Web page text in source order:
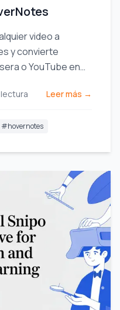
video a
y convierte
o YouTube en
Leer más →
#hovernotes